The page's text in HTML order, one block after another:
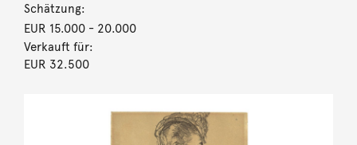
Schätzung:
EUR 15.000- 20.000
Verkauft für:
EUR 32.500